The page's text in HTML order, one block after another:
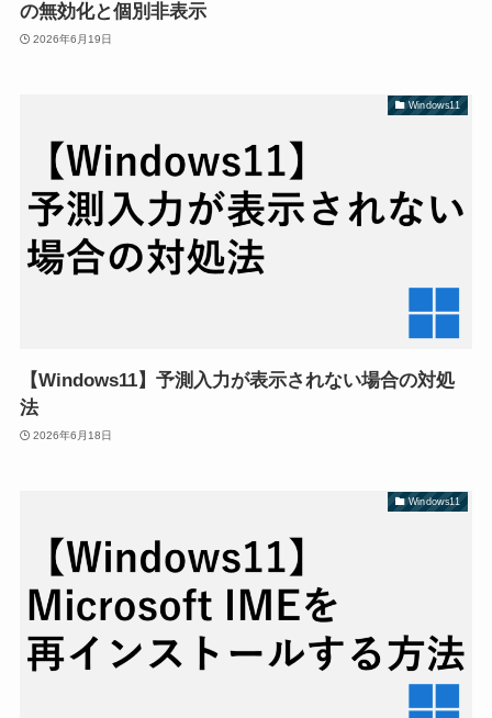
の無効化と個別非表示
2026年6月19日
Windows11
【Windows11】予測入力が表示されない場合の対処
法
2026年6月18日
Windows11